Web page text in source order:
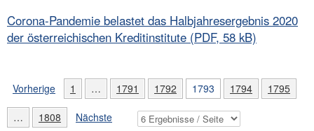
Corona-Pandemie belastet das Halbjahresergebnis 2020
der österreichischen Kreditinstitute (PDF, 58 kB)
Vorherige 1 … 1791 1792 1793 1794 1795
… 1808 Nächste